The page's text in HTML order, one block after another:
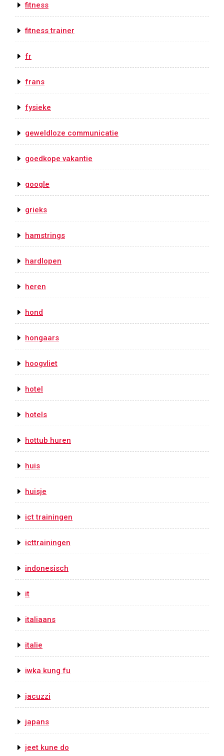
fitness
fitness trainer
fr
frans
fysieke
geweldloze communicatie
goedkope vakantie
google
grieks
hamstrings
hardlopen
heren
hond
hongaars
hoogvliet
hotel
hotels
hottub huren
huis
huisje
ict trainingen
icttrainingen
indonesisch
it
italiaans
italie
iwka kung fu
jacuzzi
japans
jeet kune do